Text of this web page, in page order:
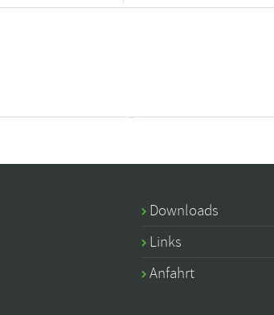
Downloads
Links
Anfahrt